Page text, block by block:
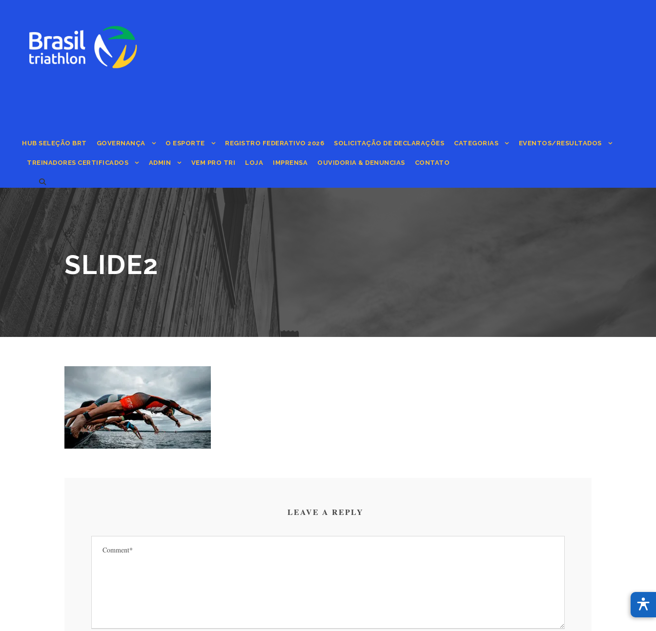
HUB SELEÇÃO BRT GOVERNANÇA O ESPORTE REGISTRO FEDERATIVO 2026 SOLICITAÇÃO DE DECLARAÇÕES CATEGORIAS EVENTOS/RESULTADOS
TREINADORES CERTIFICADOS ADMIN VEM PRO TRI LOJA IMPRENSA OUVIDORIA & DENUNCIAS CONTATO
SLIDE2
LEAVE A REPLY